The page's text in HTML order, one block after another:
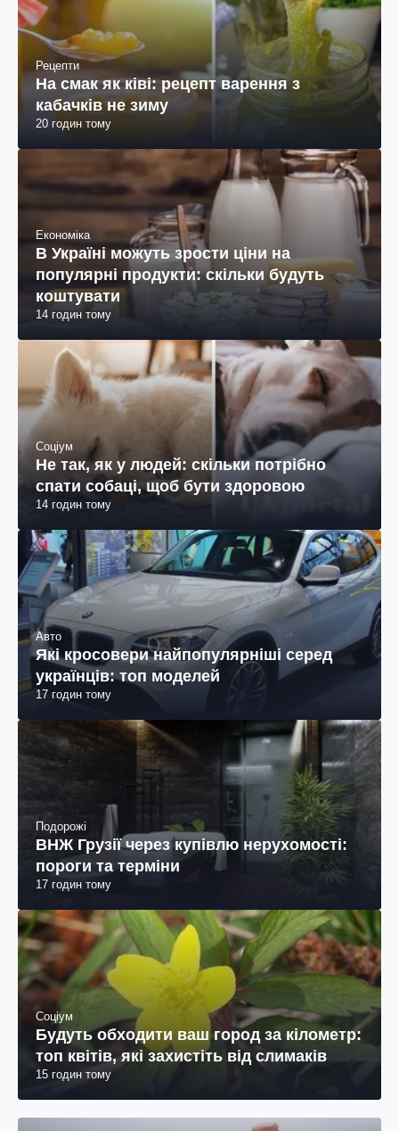
Рецепти
На смак як ківі: рецепт варення з
кабачків не зиму
20 годин тому
Економіка
В Україні можуть зрости ціни на
популярні продукти: скільки будуть
коштувати
14 годин тому
Соціум
Не так, як у людей: скільки потрібно
спати собаці, щоб бути здоровою
14 годин тому
Авто
Які кросовери найпопулярніші серед
українців: топ моделей
17 годин тому
Подорожі
ВНЖ Грузії через купівлю нерухомості:
пороги та терміни
17 годин тому
Соціум
Будуть обходити ваш город за кілометр:
топ квітів, які захистіть від слимаків
15 годин тому